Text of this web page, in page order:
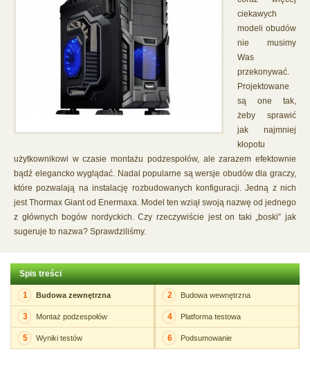
ciekawych
modeli obudów
nie musimy
Was
przekonywać.
Projektowane
są one tak,
żeby sprawić
jak najmniej
kłopotu
użytkownikowi w czasie montażu podzespołów, ale zarazem efektownie
bądź elegancko wyglądać. Nadal popularne są wersje obudów dla graczy,
które pozwalają na instalację rozbudowanych konfiguracji. Jedną z nich
jest Thormax Giant od Enermaxa. Model ten wziął swoją nazwę od jednego
z głównych bogów nordyckich. Czy rzeczywiście jest on taki „boski” jak
sugeruje to nazwa? Sprawdziliśmy.
Spis treści
1 Budowa zewnętrzna
3 Montaż podzespołów
5 Wyniki testów
2 Budowa wewnętrzna
4 Platforma testowa
6 Podsumowanie